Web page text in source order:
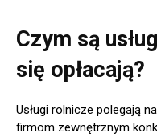
Czym są
się opłacają?
Usługi rolnicze polegają
firmom zewnętrznym